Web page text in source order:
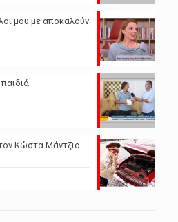
μου με αποκαλούν
Κώστα Μάντζιο